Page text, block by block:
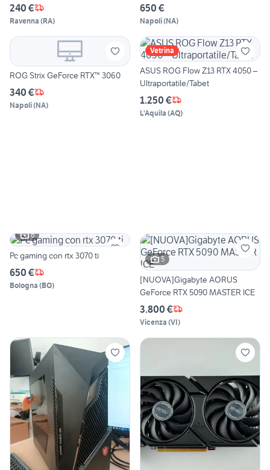
240 €
Ravenna (RA)
650 €
Napoli(NA)
ROG Strix GeForce RTX™ 3060
340 €
Napoli(NA)
Vetrina
ASUS ROG Flow Z13 RTX 4050 –
Ultraportatile/Tabet
1.250 €
L'Aquila (AQ)
6
Pc gaming con rtx 3070 ti
650 €
Bologna (BO)
5
[NUOVA]Gigabyte AORUS
GeForce RTX 5090 MASTER ICE
3.800 €
Vicenza (VI)